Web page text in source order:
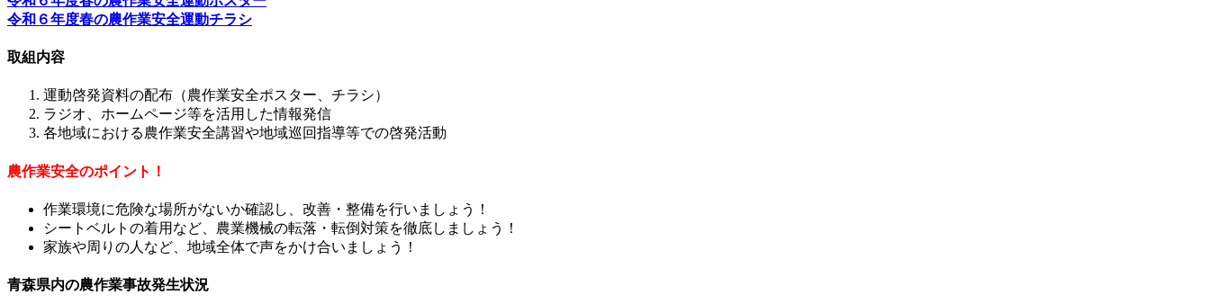
令和６年度春の農作業安全運動チラシ
取組内容
運動啓発資料の配布（農作業安全ポスター、チラシ）
ラジオ、ホームページ等を活用した情報発信
各地域における農作業安全講習や地域巡回指導等での啓発活動
農作業安全のポイント！
作業環境に危険な場所がないか確認し、改善・整備を行いましょう！
シートベルトの着用など、農業機械の転落・転倒対策を徹底しましょう！
家族や周りの人など、地域全体で声をかけ合いましょう！
青森県内の農作業事故発生状況